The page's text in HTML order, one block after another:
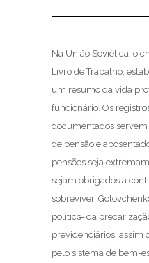
Na União Soviética, o
Livro de Trabalho,
um resumo da vida
funcionário. Os
documentados
de pensão e
pensões seja
sejam obrigados a
sobreviver.
político ̶ da
previdenciários, assim
pelo sistema de bem-